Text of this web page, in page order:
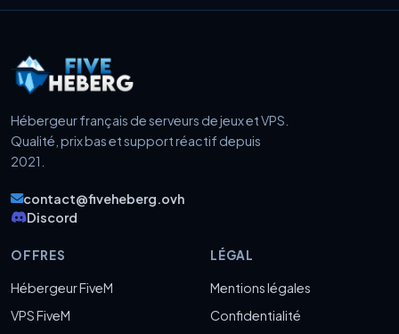
Hébergeur français de serveurs de jeux et VPS.
Qualité, prix bas et support réactif depuis
2021.
contact@fiveheberg.ovh
Discord
OFFRES
Hébergeur FiveM
VPS FiveM
LÉGAL
Mentions légales
Confidentialité